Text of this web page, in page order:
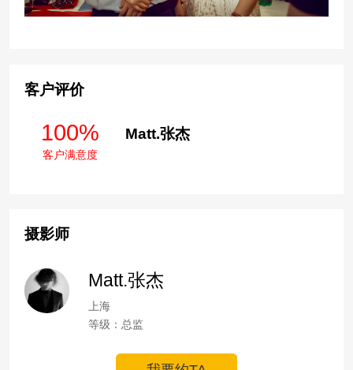
客户评价
100%
客户满意度
Matt.张杰
摄影师
Matt.张杰
上海
等级：总监